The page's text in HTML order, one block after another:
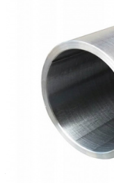
Характеристики